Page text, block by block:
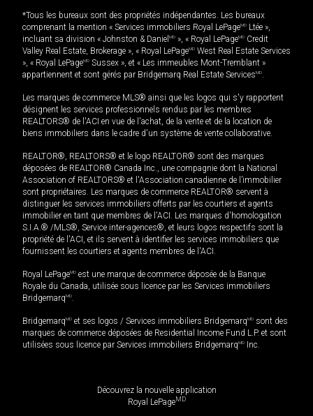
*Tous les bureaux sont des propriétés indépendantes. Les bureaux
comprenant la mention « Services immobiliers Royal LePageMD Ltée »,
incluant sa division « Johnston & Daniel MD », « Royal LePageMD Credit
Valley Real Estate, Brokerage », « Royal LePageMD West Real Estate Services
», « Royal LePageMD Sussex », et « Les immeubles Mont-Tremblant »
appartiennent et sont gérés par Bridgemarq Real Estate ServicesMD
Les marques de commerce MLS® ainsi que les logos qui s'y rapportent
désignent les services professionnels rendus par les membres
REALTORS® de l'ACI en vue de l'achat, de la vente et de la location de
biens immobiliers dans le cadre d'un système de vente collaborative.
REALTOR®, REALTORS® et le logo REALTOR® sont des marques
déposées de REALTOR® Canada Inc., une compagnie dont la National
Association of REALTORS® et l'Association canadienne de l’immobilier
sont propriétaires. Les marques de commerce REALTOR® servent à
distinguer les services immobiliers offerts par les courtiers et agents
immobilier en tant que membres de l'ACI. Les marques d'homologation
S.I.A.® /MLS®, Service inter-agences®, et leurs logos respectifs sont la
propriété de l'ACI, et ils servent à identifier les services immobiliers que
fournissent les courtiers et agents membres de l'ACI.
Royal LePageMD est une marque de commerce déposée de la Banque
Royale du Canada, utilisée sous licence par les Services immobiliers
BridgemarqMD
BridgemarqMD et ses logos / Services immobiliers BridgemarqMD sont des
marques de commerce déposées de Residential Income Fund L.P. et sont
utilisées sous licence par Services immobiliers BridgemarqMD Inc.
Découvrez la nouvelle application
Royal LePageMD